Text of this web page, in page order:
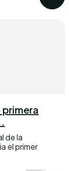
primera
de la
el primer